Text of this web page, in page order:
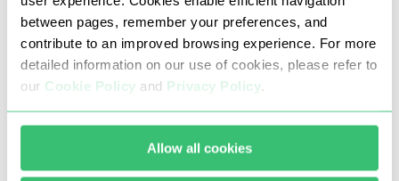
between pages, remember your preferences, and
contribute to an improved browsing experience. For more
detailed information on our use of cookies, please refer to
our Cookie Policy and Privacy Policy.
Allow all cookies
Наші проксі Турції виключають можливість
будь-яких інших шахрайських чи незаконних дій.